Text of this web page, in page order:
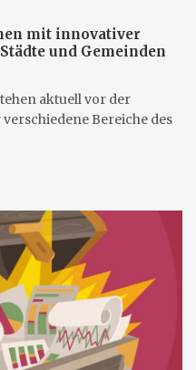
mit innovativer
und Gemeinden
aktuell vor der
Bereiche des